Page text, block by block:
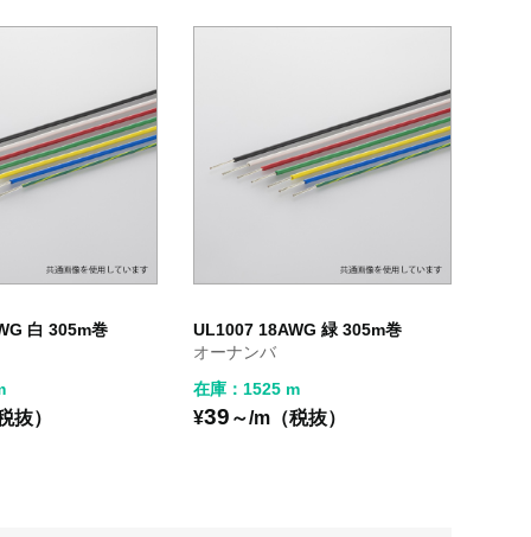
白 305m巻
抜）
UL1007 18AWG 緑 305m巻
オーナンバ
在庫：1525 m
¥39 ～/m（税抜）